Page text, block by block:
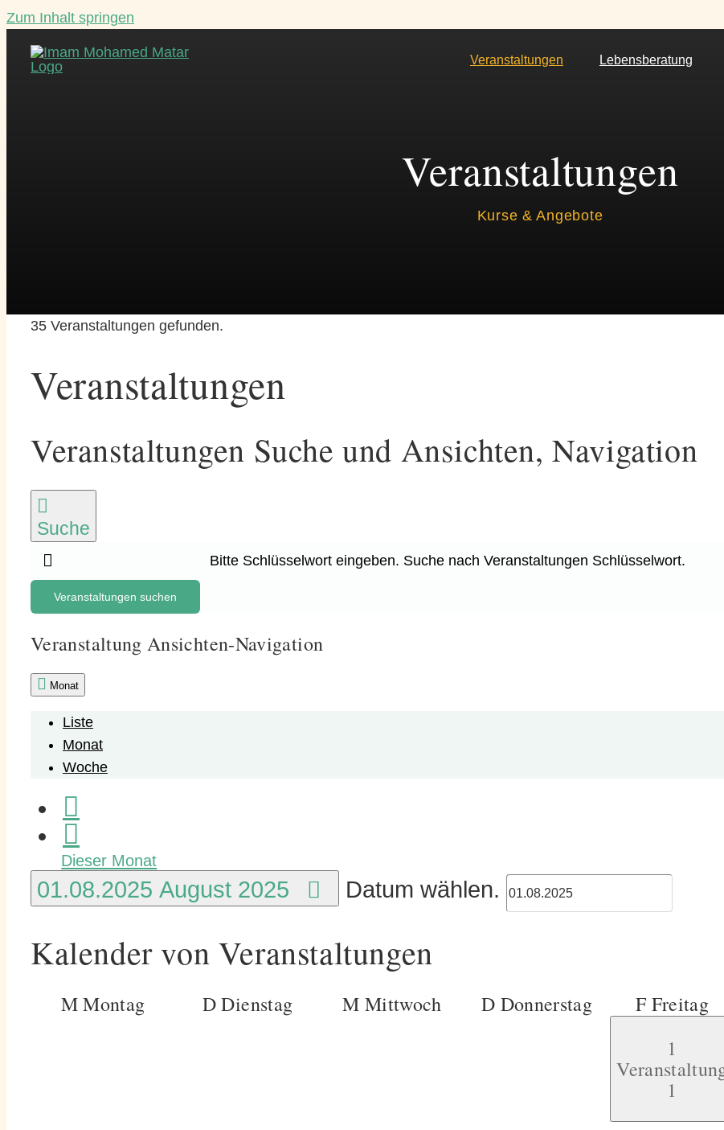
Zum Inhalt springen
Veranstaltungen Lebensberatung
Veranstaltungen
Kurse & Angebote
35 Veranstaltungen gefunden.
Veranstaltungen
Veranstaltungen Suche und Ansichten, Navigation
Suche
Bitte Schlüsselwort eingeben. Suche nach Veranstaltungen Schlüsselwort.
Veranstaltungen suchen
Veranstaltung Ansichten-Navigation
Monat
Liste
Monat
Woche
Dieser Monat
01.08.2025 August 2025 Datum wählen.
Kalender von Veranstaltungen
MMontag DDienstag M Mittwoch D Donnerstag F Freitag
1
1